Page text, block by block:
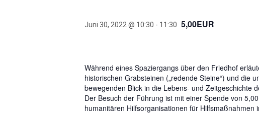
Juni 30, 2022 @ 10:30 - 11:30 5,00EUR
Während eines Spaziergangs über den Friedhof
historischen Grabsteinen („redende Steine“) und die
bewegenden Blick in die Lebens- und Zeitgeschichte
Der Besuch der Führung ist mit einer Spende von
humanitären Hilfsorganisationen für Hilfsmaßnahmen